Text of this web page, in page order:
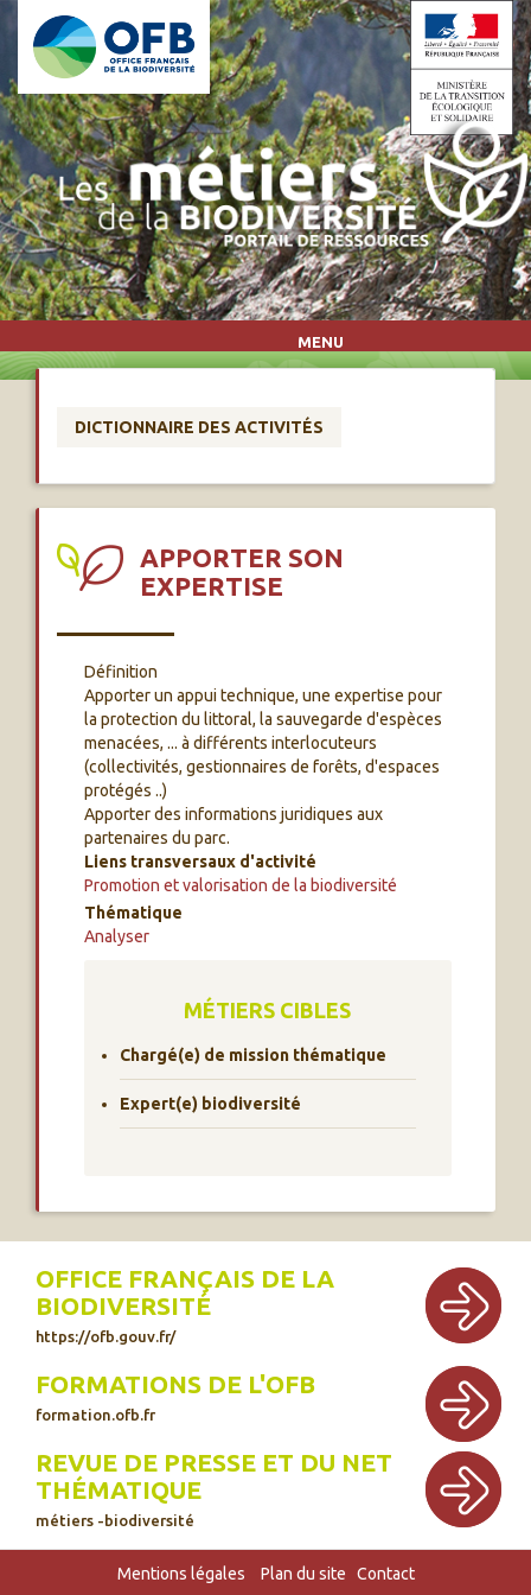
Aller au contenu principal
MENU
DICTIONNAIRE DES ACTIVITÉS
APPORTER SON
EXPERTISE
Définition
Apporter un appui technique, une expertise pour
la protection du littoral, la sauvegarde d'espèces
menacées, ... à différents interlocuteurs
(collectivités, gestionnaires de forêts, d'espaces
protégés ..)
Apporter des informations juridiques aux
partenaires du parc.
Liens transversaux d'activité
Promotion et valorisation de la biodiversité
Thématique
Analyser
MÉTIERS CIBLES
Chargé(e) de mission thématique
Expert(e) biodiversité
OFFICE FRANÇAIS DE LA
BIODIVERSITÉ
https://ofb.gouv.fr/
FORMATIONS DE L'OFB
formation.ofb.fr
REVUE DE PRESSE ET DU NET
THÉMATIQUE
métiers -biodiversité
Mentions légales Plan du site Contact